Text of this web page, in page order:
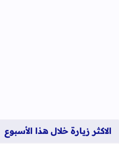
الاكثر زيارة خلال هذا الأسبوع